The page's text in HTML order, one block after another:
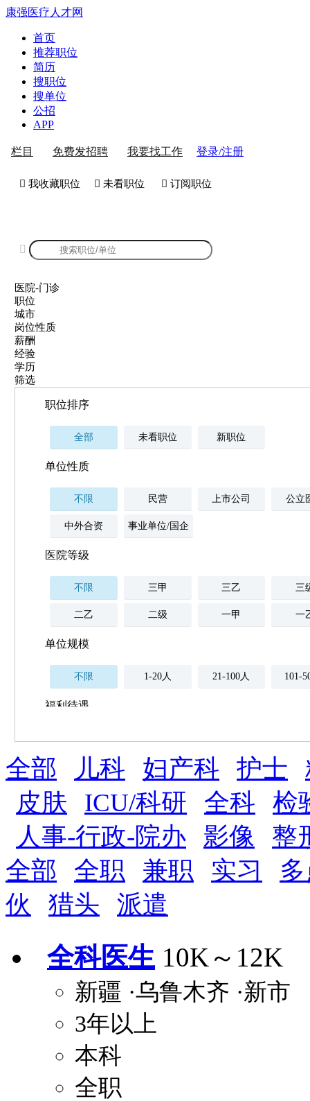
康强医疗人才网
首页
推荐职位
简历
搜职位
搜单位
公招
APP
栏目 免费发招聘 我要找工作 登录/注册
 我收藏职位  未看职位  订阅职位

医院-门诊
职位
城市
岗位性质
薪酬
经验
学历
筛选
职位排序
全部 未看职位 新职位
单位性质
不限 民营 上市公司 公立
中外合资 事业单位/国企
医院等级
不限 三甲 三乙 三
二乙 二级 一甲 一
单位规模
不限 1-20人 21-100人 101-
福利待遇
薪资与社保
五险 住房公积金 企业
全勤奖 加班补助 全薪病假 股票
法定节假日三薪 工龄奖 带薪年假 年终
晋升与政策
8小时工作制 周末双休
关怀与福利
包住 包吃 住房补贴
定期团建 节日福利
解决户口
员工旅游
全部 儿科 妇产科 护士
皮肤
ICU/科研 全科
检
人事-行政-院办
影像
整
全部
全职 兼职 实习
伙
猎头 派遣
全科医生 10K～12K
新疆 ·乌鲁木齐 ·新市
3年以上
本科
全职